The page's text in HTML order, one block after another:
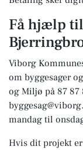
Få hjælp
Viborg
om byggesager
og Miljø på 87
mandag til
Hvis dit projekt